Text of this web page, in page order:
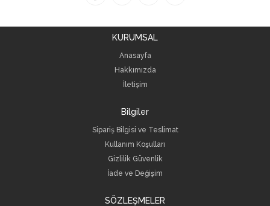
KURUMSAL
Anasayfa
Hakkımızda
İletişim
Bilgiler
Sipariş Bilgisi ve Teslimat
Kullanım Koşulları
Gizlilik Güvenlik
İade ve Değişim
SÖZLEŞMELER